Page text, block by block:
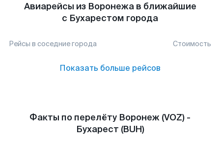
Авиарейсы из Воронежа в ближайшие
с Бухарестом города
Рейсы в соседние города Стоимость
Показать больше рейсов
Факты по перелёту Воронеж (VOZ) -
Бухарест (BUH)